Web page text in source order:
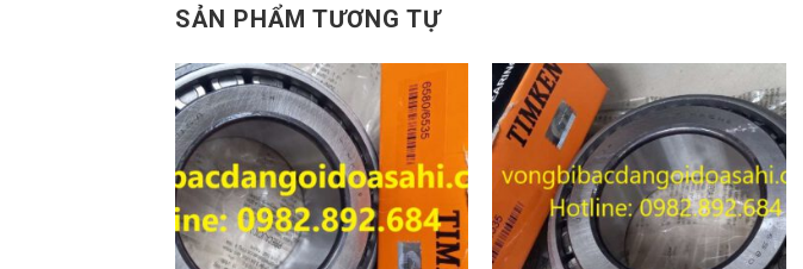
SẢN PHẨM TƯƠNG TỰ